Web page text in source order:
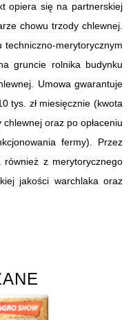
opiera się na partnerskiej
chowu trzody chlewnej.
merytorycznym
gruncie rolnika budynku
Umowa gwarantuje
tys. zł miesięcznie (kwota
oraz po opłaceniu
fermy). Przez
również z merytorycznego
jakości warchlaka oraz